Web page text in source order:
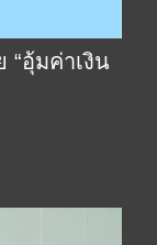
“อุ้มค่าเงิน